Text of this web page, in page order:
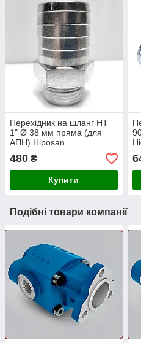
Перехідник на шланг НТ
1" Ø 38 мм пряма (для
АПН) Hiposan
480 ₴
Купити
Подібні товари компанії